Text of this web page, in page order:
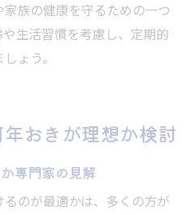
族の健康を守るための一つ
生活習慣を考慮し、定期的
ょう。
おきが理想か検討
専門家の見解
のが最適かは、多くの方が